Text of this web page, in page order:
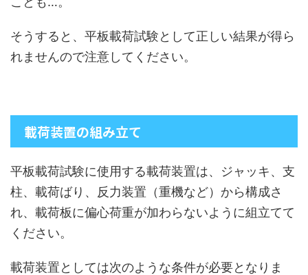
そうすると、平板載荷試験として正しい結果が得ら
れませんので注意してください。
載荷装置の組み立て
平板載荷試験に使用する載荷装置は、ジャッキ、支
柱、載荷ばり、反力装置（重機など）から構成さ
れ、載荷板に偏心荷重が加わらないように組立てて
ください。
載荷装置としては次のような条件が必要となりま